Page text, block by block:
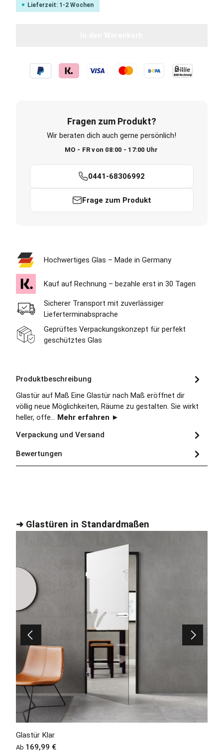
Lieferzeit: 1-2 Wochen
Fragen zum Produkt?
Wir beraten dich auch gerne persönlich!
MO - FR von 08:00 - 17:00 Uhr
0441-68306992
Frage zum Produkt
Hochwertiges Glas – Made in Germany
Kauf auf Rechnung – bezahle erst in 30 Tagen
Sicherer Transport mit zuverlässiger
Lieferterminabsprache
Geprüftes Verpackungskonzept für perfekt
geschütztes Glas
Produktbeschreibung
Glastür auf Maß Eine Glastür nach Maß eröffnet dir
völlig neue Möglichkeiten, Räume zu gestalten. Sie wirkt
heller, offe… Mehr erfahren ►
Verpackung und Versand
Bewertungen
Produktgalerie überspringen
➜ Glastüren in Standardmaßen
Glastür Klar
Regulärer Preis:
Ab 169,99 €